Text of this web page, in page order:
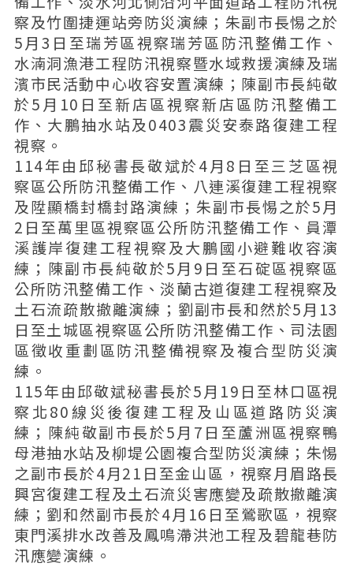
察及竹圍捷運站旁防災演練；朱副市長惕之於
5月3日至瑞芳區視察瑞芳區防汛整備工作、
水湳洞漁港工程防汛視察暨水域救援演練及瑞
濱市民活動中心收容安置演練；陳副市長純敬
於5月10日至新店區視察新店區防汛整備工
作、大鵬抽水站及0403震災安泰路復建工程
視察。
114年由邱秘書長敬斌於4月8日至三芝區視
察區公所防汛整備工作、八連溪復建工程視察
及陞顯橋封橋封路演練；朱副市長惕之於5月
2日至萬里區視察區公所防汛整備工作、員潭
溪護岸復建工程視察及大鵬國小避難收容演
練；陳副市長純敬於5月9日至石碇區視察區
公所防汛整備工作、淡蘭古道復建工程視察及
土石流疏散撤離演練；劉副市長和然於5月13
日至土城區視察區公所防汛整備工作、司法園
區徵收重劃區防汛整備視察及複合型防災演
練。
115年由邱敬斌秘書長於5月19日至林口區視
察北80線災後復建工程及山區道路防災演
練；陳純敬副市長於5月7日至蘆洲區視察鴨
母港抽水站及柳堤公園複合型防災演練；朱惕
之副市長於4月21日至金山區，視察月眉路長
興宮復建工程及土石流災害應變及疏散撤離演
練；劉和然副市長於4月16日至鶯歌區，視察
東門溪排水改善及鳳鳴滯洪池工程及碧龍巷防
汛應變演練。